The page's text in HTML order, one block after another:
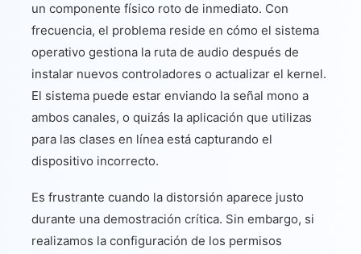
un componente físico roto de inmediato. Con
frecuencia, el problema reside en cómo el sistema
operativo gestiona la ruta de audio después de
instalar nuevos controladores o actualizar el kernel.
El sistema puede estar enviando la señal mono a
ambos canales, o quizás la aplicación que utilizas
para las clases en línea está capturando el
dispositivo incorrecto.
Es frustrante cuando la distorsión aparece justo
durante una demostración crítica. Sin embargo, si
realizamos la configuración de los permisos